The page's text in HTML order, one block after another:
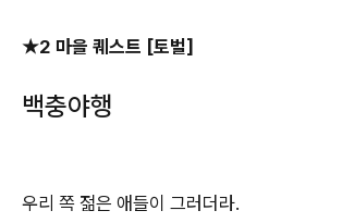
★2 마을 퀘스트 [토벌]
백충야행
우리 쪽 젊은 애들이 그러더라.